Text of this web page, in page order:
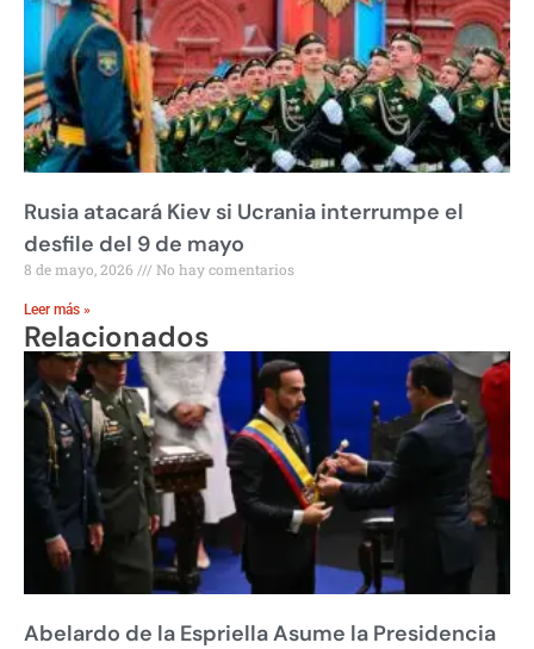
Rusia atacará Kiev si Ucrania interrumpe el
desfile del 9 de mayo
8 de mayo, 2026 No hay comentarios
Leer más »
Relacionados
Abelardo de la Espriella Asume la Presidencia